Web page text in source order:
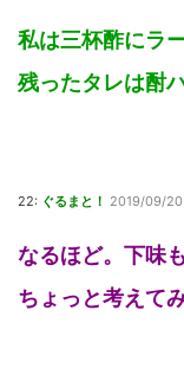
私は三杯酢にラ
残ったタレは酎
22: ぐるまと！ 2019/09/
なるほど。下味
ちょっと考えて